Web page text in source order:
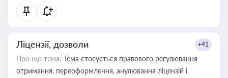
Ліцензії, дозволи +41
Про що тема: Тема стосується правового регулювання
отримання, переоформлення, анулювання ліцензій і